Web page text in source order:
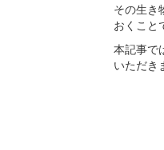
その生き
おくこと
本記事で
いただき